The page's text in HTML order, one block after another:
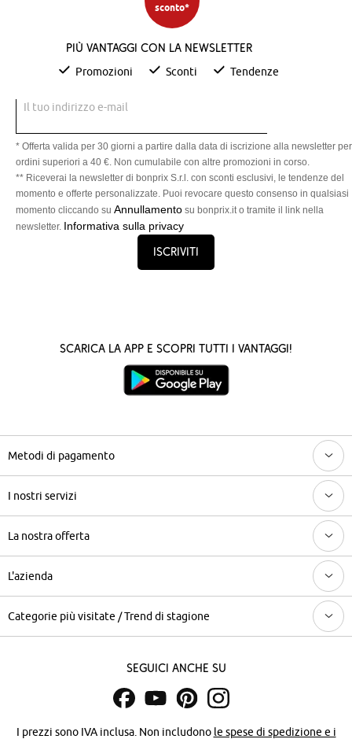
sconto*
Più vantaggi con la newsletter
Promozioni Sconti Tendenze
Il tuo indirizzo e-mail
* Offerta valida per 30 giorni a partire dalla data di iscrizione alla newsletter per
ordini superiori a 40 €. Non cumulabile con altre promozioni in corso.
** Riceverai la newsletter di bonprix S.r.l. con sconti esclusivi, le tendenze del
momento e offerte personalizzate. Puoi revocare questo consenso in qualsiasi
momento cliccando su Annullamento su bonprix.it o tramite il link nella
newsletter. Informativa sulla privacy
Iscriviti
Scarica la App e scopri tutti i vantaggi!
Metodi di pagamento
I nostri servizi
La nostra offerta
L'azienda
Categorie più visitate / Trend di stagione
Seguici anche su
I prezzi sono IVA inclusa. Non includono le spese di spedizione e i